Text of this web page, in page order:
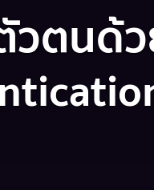
ตนด้ว